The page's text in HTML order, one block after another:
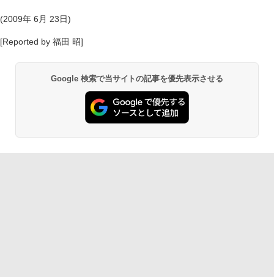
(2009年 6月 23日)
[Reported by 福田 昭]
Google 検索で当サイトの記事を優先表示させる